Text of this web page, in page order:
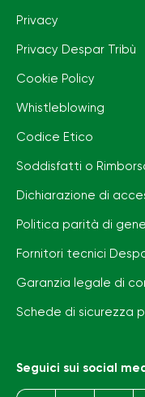
Privacy
Privacy Despar Tribù
Cookie Policy
Whistleblowing
Codice Etico
Soddisfatti o
Dichiarazione di
Politica parità di
Fornitori tecnici
Garanzia legale di
Schede di sicurezza
Seguici sui social